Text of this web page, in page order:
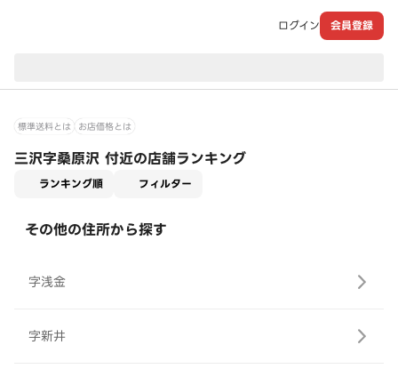
ログイン 会員登録
標準送料とは お店価格とは
三沢字桑原沢 付近の店舗ランキング
ランキング順 フィルター
その他の住所から探す
字浅金
字新井